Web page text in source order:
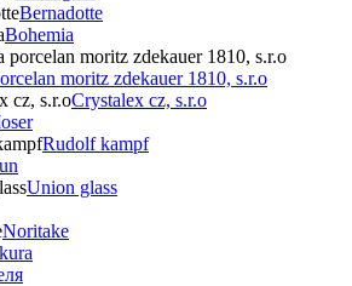
Bernadotte
Bohemia
moritz zdekauer 1810, s.r.o
Crystalex cz, s.r.o
Rudolf kampf
Union glass
Noritake